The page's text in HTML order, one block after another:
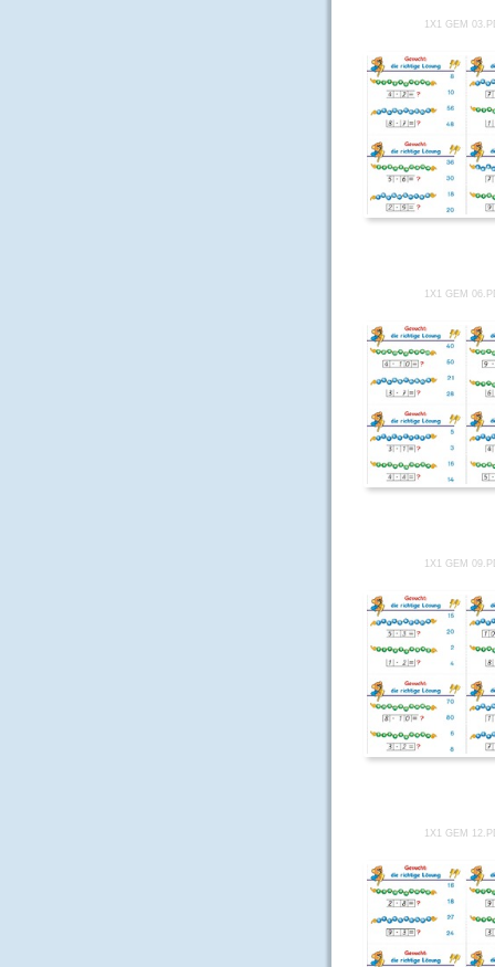
1X1 GEM
1X1 GEM
1X1 GEM
1X1 GEM